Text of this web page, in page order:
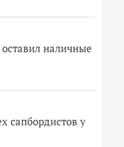
наличные
сапбордистов у